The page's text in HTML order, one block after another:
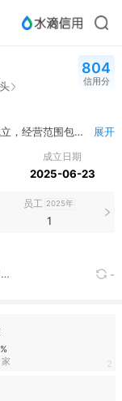
804
信用分
简介：天津澄蓝科技有限公司,2025年06月23日成立，经营范围包括一般项目：技术服务、技术开发、技术咨询、技术交流、技术转让、技术推广；货物进出口；特种设备销售；普通机械设备安装服务；阀门和旋塞销售；气体、液体分离及纯净设备销售；泵及真空设备销售；机械零件、零部件销售；机械设备租赁；电子产品销售；五金产品零售；电子元器件批发；电力电子元器件销售；非居住房地产租赁；软件开发；小微型客车租赁经营服务；企业管理咨询；专用化学产品销售（不含危险化学品）；食品添加剂销售；化工产品销售（不含许可类化工产品）；特种设备出租；电子专用设备销售。（除依法须经批准的项目外，凭营业执照依法自主开展经营活动）许可项目：燃气经营；危险化学品经营。（依法须经批准的项目，经相关部门批准后方可开展经营活动，具体经营项目以相关部门批准文件或许可证件为准） 展开
成立日期
2025-06-23
员工 2025年
1
天津市滨海新区新河街道新北路704号房屋1楼101-16室 -
家 2